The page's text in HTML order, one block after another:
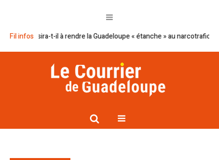
Fil infost-il à rendre la Guadeloupe « étanche » au narcotrafic ? Cap